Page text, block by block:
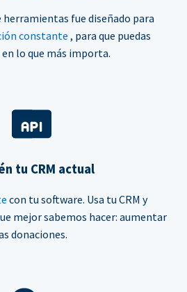
fue diseñado para
constante , para que puedas
lo que más importa.
tu CRM actual
con tu software. Usa tu CRM y
mejor sabemos hacer: aumentar
donaciones.